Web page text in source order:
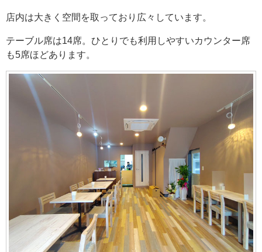
店内は大きく空間を取っており広々しています。
テーブル席は14席。ひとりでも利用しやすいカウンター席
も5席ほどあります。